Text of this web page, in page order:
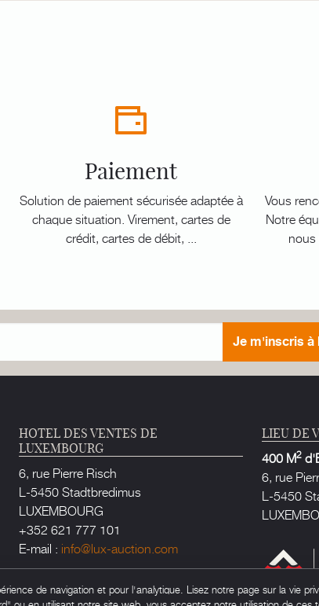
Paiement
Solution de paiement sécurisée adaptée à
chaque situation. Virement, cartes de
crédit, cartes de débit, ...
Vous
Notre
Je m'inscris
HOTEL DES VENTES DE
LUXEMBOURG
6, rue Pierre Risch
L-5450 Stadtbredimus
LUXEMBOURG
+352 621 777 101
E-mail : info@lux-auction.com
Maître Carlos CALVO
LIEU DE
400 M2
6, rue
L-5450
de navigation et pour l'analytique. Lisez notre page sur la vie